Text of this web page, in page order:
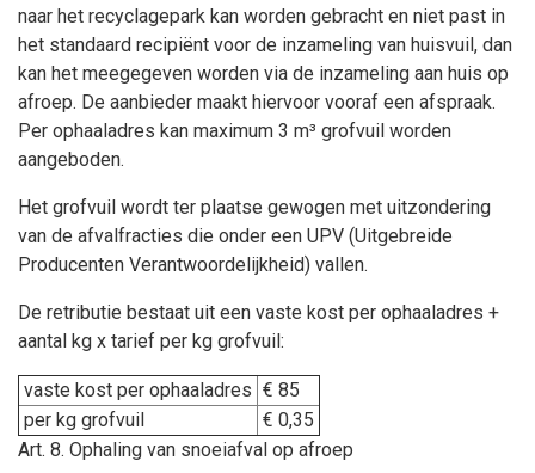
naar het recyclagepark kan worden gebracht en niet past in
het standaard recipiënt voor de inzameling van huisvuil, dan
kan het meegegeven worden via de inzameling aan huis op
afroep. De aanbieder maakt hiervoor vooraf een afspraak.
Per ophaaladres kan maximum 3 m³ grofvuil worden
aangeboden.
Het grofvuil wordt ter plaatse gewogen met uitzondering
van de afvalfracties die onder een UPV (Uitgebreide
Producenten Verantwoordelijkheid) vallen.
De retributie bestaat uit een vaste kost per ophaaladres +
aantal kg x tarief per kg grofvuil:
vaste kost per ophaaladres € 85
per kg grofvuil
€ 0,35
Art. 8. Ophaling van snoeiafval op afroep